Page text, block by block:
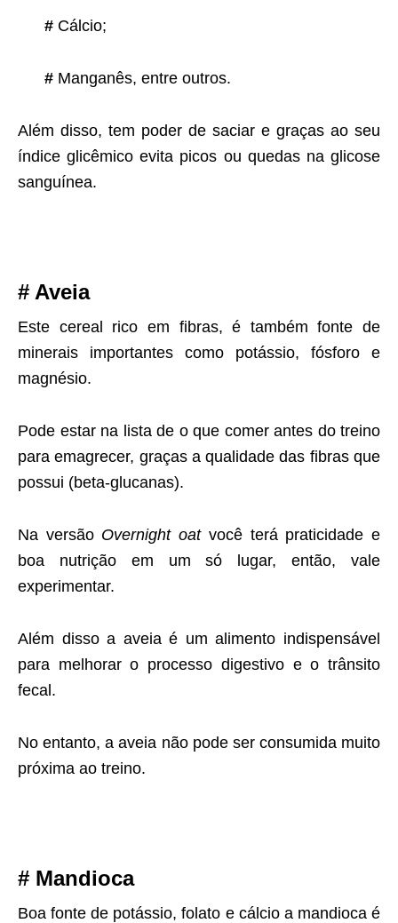
# Cálcio;
# Manganês, entre outros.
Além disso, tem poder de saciar e graças ao seu
índice glicêmico evita picos ou quedas na glicose
sanguínea.
# Aveia
Este cereal rico em fibras, é também fonte de
minerais importantes como potássio, fósforo e
magnésio.
Pode estar na lista de o que comer antes do treino
para emagrecer, graças a qualidade das fibras que
possui (beta-glucanas).
Na versão Overnight oat você terá praticidade e
boa nutrição em um só lugar, então, vale
experimentar.
Além disso a aveia é um alimento indispensável
para melhorar o processo digestivo e o trânsito
fecal.
No entanto, a aveia não pode ser consumida muito
próxima ao treino.
# Mandioca
Boa fonte de potássio, folato e cálcio a mandioca é